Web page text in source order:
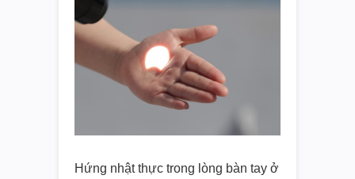
Hứng nhật thực trong lòng bàn tay ở